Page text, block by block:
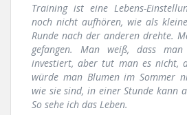
Training ist eine Lebens-
noch nicht aufhören, wie als
Runde nach der anderen drehte.
gefangen. Man weiß, dass
investiert, aber tut man es nicht,
würde man Blumen im Sommer
wie sie sind, in einer Stunde kann
So sehe ich das Leben.